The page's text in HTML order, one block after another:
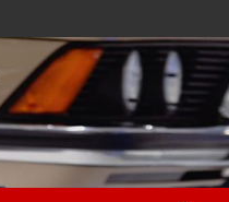
para el sector automotriz